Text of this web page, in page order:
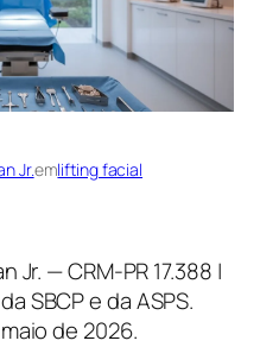
Jr.emlifting facial
Jr. — CRM-PR 17.388 |
SBCP e da ASPS.
de 2026.